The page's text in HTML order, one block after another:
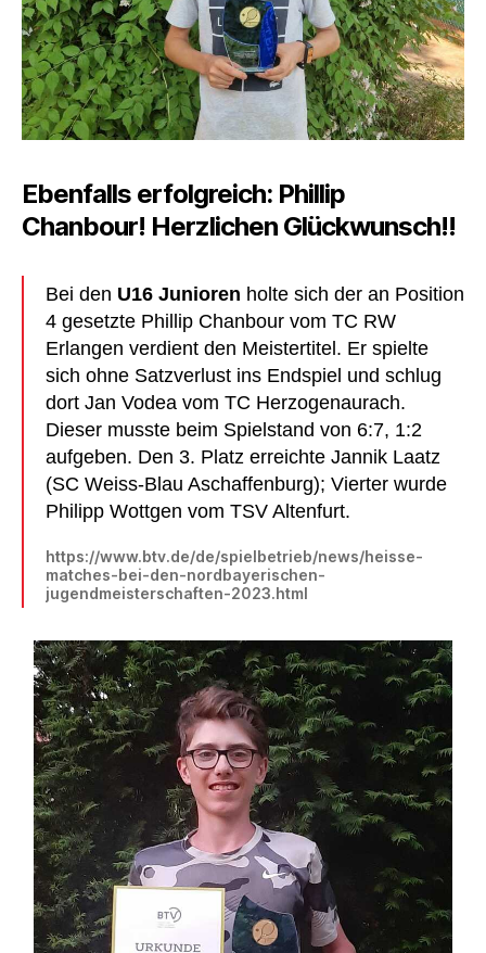
Ebenfalls erfolgreich: Phillip
Chanbour! Herzlichen Glückwunsch!!
Bei den U16 Junioren holte sich der an Position
4 gesetzte Phillip Chanbour vom TC RW
Erlangen verdient den Meistertitel. Er spielte
sich ohne Satzverlust ins Endspiel und schlug
dort Jan Vodea vom TC Herzogenaurach.
Dieser musste beim Spielstand von 6:7, 1:2
aufgeben. Den 3. Platz erreichte Jannik Laatz
(SC Weiss-Blau Aschaffenburg); Vierter wurde
Philipp Wottgen vom TSV Altenfurt.
https://www.btv.de/de/spielbetrieb/news/heisse-
matches-bei-den-nordbayerischen-
jugendmeisterschaften-2023.html